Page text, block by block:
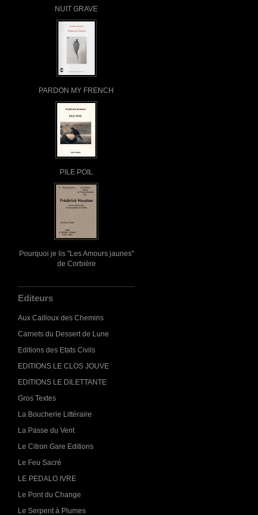
NUIT GRAVE
PARDON MY FRENCH
PILE POIL
Pourquoi je lis "Les Amours jaunes"
de Corbière
Editeurs
Aux Cailloux des Chemins
Carnets du Dessert de Lune
Editions des Etats Civils
EDITIONS LE CLOS JOUVE
EDITIONS LE DILETTANTE
Gros Textes
La Boucherie Littéraire
La Passe du Vent
Le Citron Gare Editions
Le Feu Sacré
LE PEDALO IVRE
Le Pont du Change
Le Serpent à Plumes